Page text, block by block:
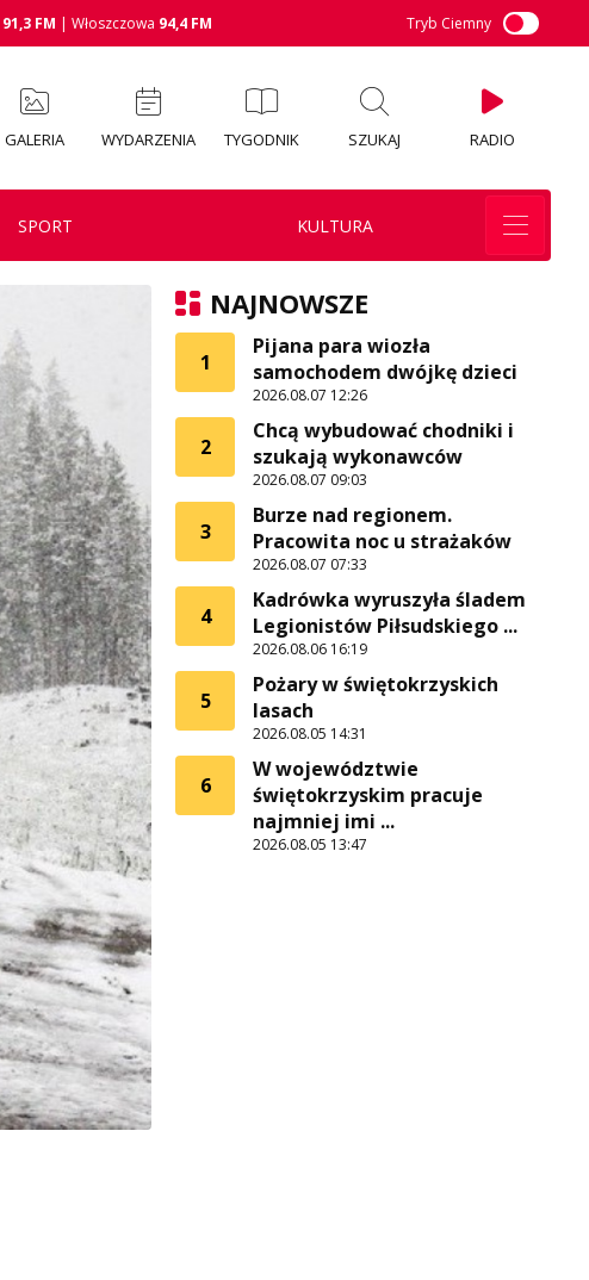
91,3 FM | Włoszczowa 94,4 FM Tryb Ciemny
GALERIA WYDARZENIA TYGODNIK SZUKAJ RADIO
SPORT KULTURA
NAJNOWSZE
1
Pijana para wiozła
samochodem dwójkę dzieci
2026.08.07 12:26
2
Chcą wybudować chodniki i
szukają wykonawców
2026.08.07 09:03
3
Burze nad regionem.
Pracowita noc u strażaków
2026.08.07 07:33
4
Kadrówka wyruszyła śladem
Legionistów Piłsudskiego ...
2026.08.06 16:19
5
Pożary w świętokrzyskich
lasach
2026.08.05 14:31
6
W województwie
świętokrzyskim pracuje
najmniej imi ...
2026.08.05 13:47